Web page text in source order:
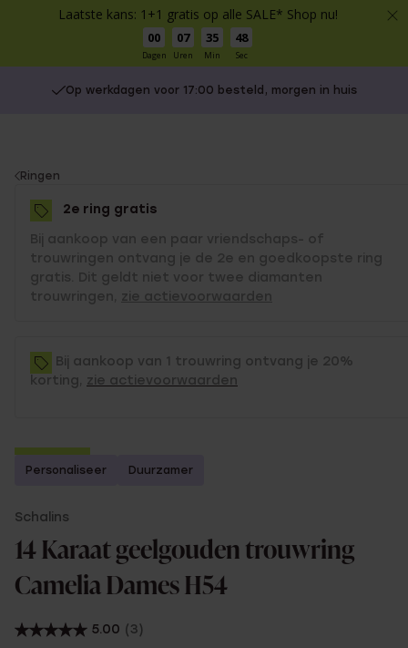
Laatste kans: 1+1 gratis op alle SALE* Shop nu!
00
Dagen
07
Uren
35
Min
47
Sec
Op werkdagen voor 17:00 besteld, morgen in huis
You
are
here:
Ringen
2e ring gratis
Bij aankoop van een paar vriendschaps- of
trouwringen ontvang je de 2e en goedkoopste ring
gratis. Dit geldt niet voor twee diamanten
trouwringen, zie actievoorwaarden
Bij aankoop van 1 trouwring ontvang je 20%
korting, zie actievoorwaarden
2e gratis
Personaliseer Duurzamer
Schalins
14 Karaat geelgouden trouwring
Camelia Dames H54
5.00 (3)